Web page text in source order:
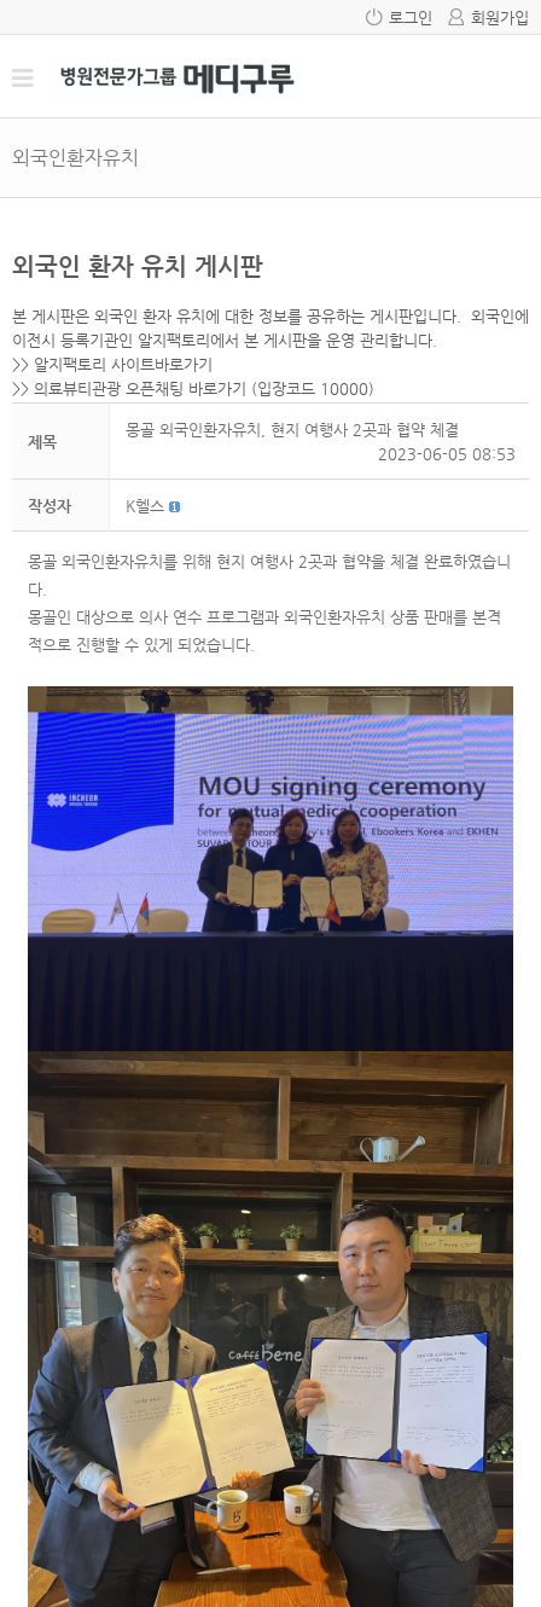
로그인 회원가입
외국인환자유치
외국인 환자 유치 게시판
본 게시판은 외국인 환자 유치에 대한 정보를 공유하는 게시판입니다. 외국인에
이전시 등록기관인 알지팩토리에서 본 게시판을 운영 관리합니다.
>> 알지팩토리 사이트바로가기
>> 의료뷰티관광 오픈채팅 바로가기 (입장코드 10000)
제목
몽골 외국인환자유치, 현지 여행사 2곳과 협약 체결
2023-06-05 08:53
작성자 K헬스
몽골 외국인환자유치를 위해 현지 여행사 2곳과 협약을 체결 완료하였습니
다.
몽골인 대상으로 의사 연수 프로그램과 외국인환자유치 상품 판매를 본격
적으로 진행할 수 있게 되었습니다.